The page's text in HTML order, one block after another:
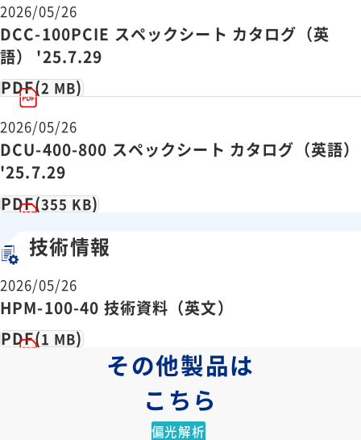
2026/05/26
DCC-100PCIE スペックシート カタログ（英
語） '25.7.29
PDF(2 MB)
2026/05/26
DCU-400-800 スペックシート カタログ（英語）
'25.7.29
PDF(355 KB)
技術情報
2026/05/26
HPM-100-40 技術資料（英文）
PDF(1 MB)
その他製品は
こちら
偏光解析